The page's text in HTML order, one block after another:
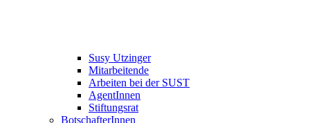
Susy Utzinger
Mitarbeitende
Arbeiten bei der SUST
AgentInnen
Stiftungsrat
BotschafterInnen